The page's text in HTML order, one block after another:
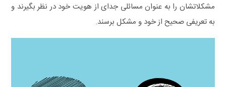
مشکلاتشان را به عنوان مسائلی جدای از هویت خود در نظر بگیرند و
به تعریفی صحیح از خود و مشکل برسند.